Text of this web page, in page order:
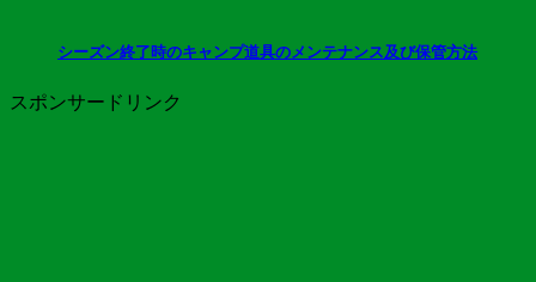
シーズン終了時のキャンプ道具のメンテナンス及び保管方法
スポンサードリンク